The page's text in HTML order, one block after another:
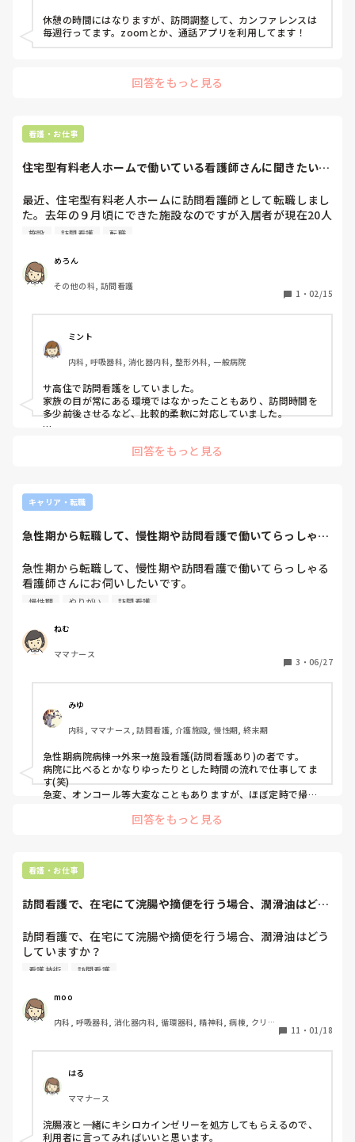
析, 検診・健診
休憩の時間にはなりますが、訪問調整して、カンファレンスは
毎週行ってます。zoomとか、通話アプリを利用してます！
回答をもっと見る
看護・お仕事
住宅型有料老人ホームで働いている看護師さんに聞きたいで
最近、住宅型有料老人ホームに訪問看護師として転職しまし
た。去年の９月頃にできた施設なのですが入居者が現在20人
程度います。看護師は基本1人常駐で、1人で１日に10件ほど
や服薬を介護士2名と看護師1名で行うので、必然的にその時
間帯は訪問に入れないのですが何故かスケジュールに訪問が
組み込まれています。一訪問につき30分と決まっていると思
いますがきっちり30分訪問していたら勤務時間内に終わる訳
がないので他の看護師は配膳の時間までに訪問が回れるよう
に短時間で訪問を済ませているようです。というか、短時間
で回ざる負えない状況です。訪問の時間外には、訪問を利用
されていない入居者の褥瘡処置や状態の観察をしなければな
らないのでどう考えてもキャパオーバーです。これからもど
んどん入居者が増えるようですし（50人ぐらい入居受け入れ
予定）このまま看護師配置が1人だと思うと出勤して3日ほど
しか経っていませんが正直辞めたいです。ちなみに訪問看護
しかいないのでこれからが不安すぎます。住宅型有料老人ホ
施設 訪問看護 転職
めろん
その他の科, 訪問看護
1 ・ 02/15
ミント
内科, 呼吸器科, 消化器内科, 整形外科, 一般病院
サ高住で訪問看護をしていました。
家族の目が常にある環境ではなかったこともあり、訪問時間を
多少前後させるなど、比較的柔軟に対応していました。
しており、正直少しグレーゾーンだと感じる場面もありまし
わる業務も担当していました。
経営的に成り立たせるには柔軟さも必要だと理解しつつ、そこ
まで考えるのは本来の看護師の仕事なのかとモヤモヤすること
も多かったです。
最終的には割り切って業務にあたっていました、というのが正
直なところです。
住宅型有料老人ホームではないのですが、参考までに…。
回答をもっと見る
キャリア・転職
急性期から転職して、慢性期や訪問看護で働いてらっしゃる
急性期から転職して、慢性期や訪問看護で働いてらっしゃる
看護師さんにお伺いしたいです。
転職して良かったですか？
やりがいやメリットデメリット教えていただけると嬉しいで
す。
慢性期 やりがい 訪問看護
ねむ
ママナース
3 ・ 06/27
みゆ
内科, ママナース, 訪問看護, 介護施設, 慢性期, 終末期
急性期病院病棟→外来→施設看護(訪問看護あり)の者です。
病院に比べるとかなりゆったりとした時間の流れで仕事してま
す(笑)
急変、オンコール等大変なこともありますが、ほぼ定時で帰れ
給料減、休みの取り辛さ、お局看護師との折り合い等…デメリ
務の方がいいかもしれません。
回答をもっと見る
看護・お仕事
訪問看護で、在宅にて浣腸や摘便を行う場合、潤滑油はどう
訪問看護で、在宅にて浣腸や摘便を行う場合、潤滑油はどう
していますか？
病棟歴が長く、訪問看護を始めたばかりの者です。病棟では
のオリーブオイルでも代用できますか？
もしおかしな発想をしていたら、すみません。
看護技術 訪問看護
moo
内科, 呼吸器科, 消化器内科, 循環器科, 精神科, 病棟, クリニ
11 ・ 01/18
はる
ママナース
浣腸液と一緒にキシロカインゼリーを処方してもらえるので、
利用者に言ってみればいいと思います。